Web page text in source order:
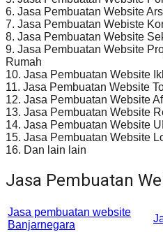
6. Jasa Pembuatan Website
7. Jasa Pembuatan Webiste
8. Jasa Pembuatan Website
9. Jasa Pembuatan Website
Rumah
10. Jasa Pembuatan Website
11. Jasa Pembuatan Website
12. Jasa Pembuatan Website
13. Jasa Pembuatan Website
14. Jasa Pembuatan Website
15. Jasa Pembuatan Website
16. Dan lain lain
Jasa Pembuatan
Jasa pembuatan website
Banjarnegara